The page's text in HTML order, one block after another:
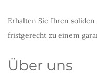
Erhalten Sie Ihren
fristgerecht zu einem
Über uns